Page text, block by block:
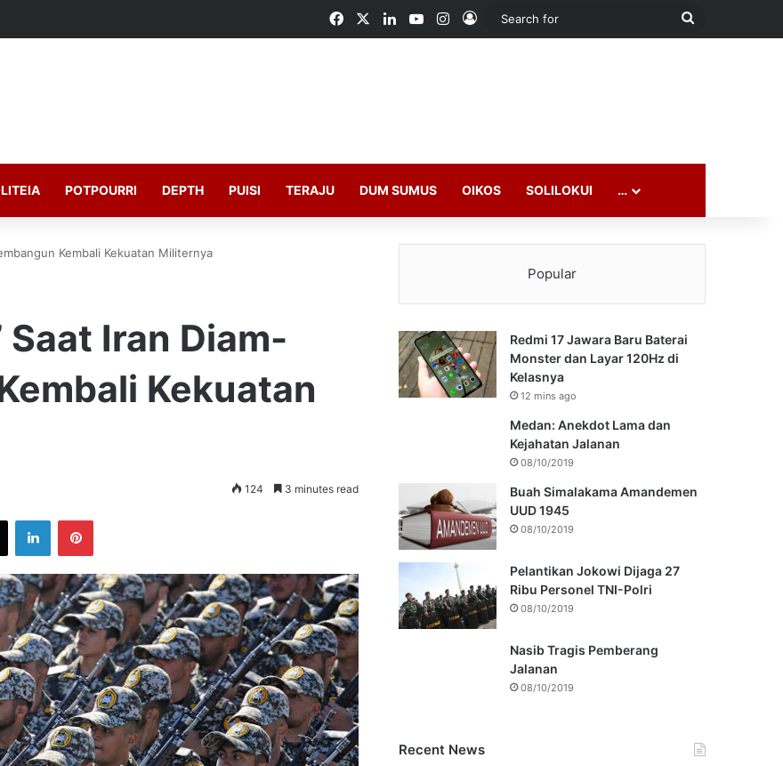
FacebookLinkedInYouTubeInstagram
Log In
Search
POTPOURRI DEPTH PUISI TERAJU DUM SUMUS OIKOS SOLILOKUI …
Kembali Kekuatan Militernya
Saat Iran Diam-
Kekuatan
124 3 minutes read
X LinkedInPinterest
Popular
Redmi 17 Jawara Baru Baterai
Monster dan Layar 120Hz di
Kelasnya
12 mins ago
Medan: Anekdot Lama dan
Kejahatan Jalanan
08/10/2019
Buah Simalakama Amandemen
UUD 1945
08/10/2019
Pelantikan Jokowi Dijaga 27
Ribu Personel TNI-Polri
08/10/2019
Nasib Tragis Pemberang
Jalanan
08/10/2019
Recent News